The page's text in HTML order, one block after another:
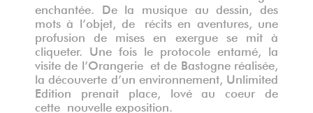
enchantée. De la musique au dessin, des
mots à l’objet, de récits en aventures, une
profusion de mises en exergue se mit à
cliqueter. Une fois le protocole entamé, la
visite de l’Orangerie et de Bastogne réalisée,
la découverte d’un environnement, Unlimited
Edition prenait place, lové au coeur de
cette nouvelle exposition.